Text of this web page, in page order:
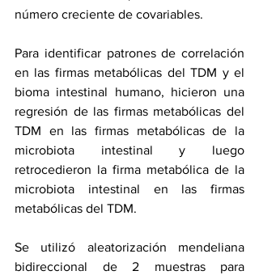
número creciente de covariables.
Para identificar patrones de correlación
en las firmas metabólicas del TDM y el
bioma intestinal humano, hicieron una
regresión de las firmas metabólicas del
TDM en las firmas metabólicas de la
microbiota intestinal y luego
retrocedieron la firma metabólica de la
microbiota intestinal en las firmas
metabólicas del TDM.
Se utilizó aleatorización mendeliana
bidireccional de 2 muestras para